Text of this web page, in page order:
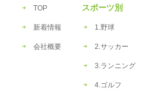
TOP
新着情報
会社概要
スポーツ別
1.野球
2.サッカー
3.ランニング
4.ゴルフ